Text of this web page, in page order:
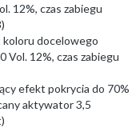
12%, czas zabiegu
koloru docelowego
Vol. 12%, czas zabiegu
efekt pokrycia do 70%
aktywator 3,5